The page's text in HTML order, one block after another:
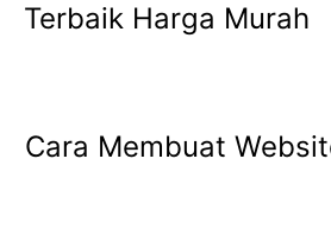
Terbaik Harga Murah
Cara Membuat